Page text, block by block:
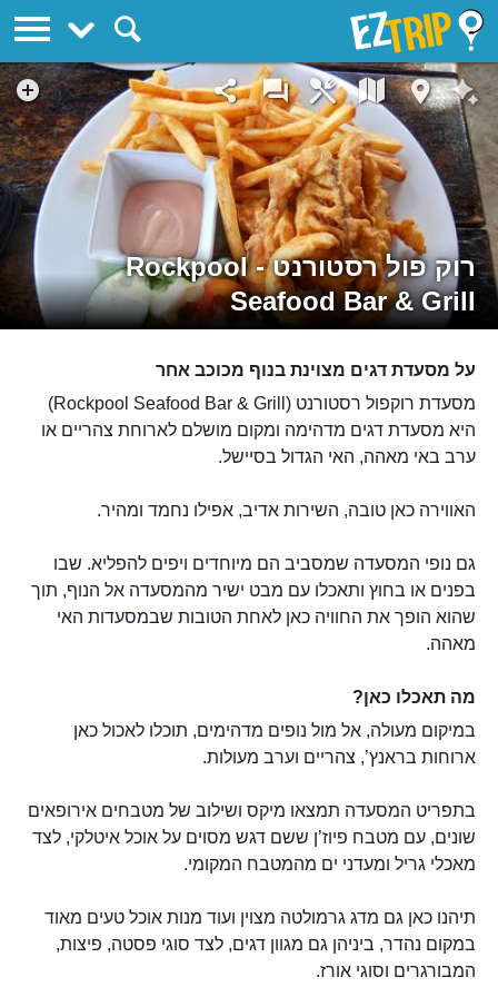
רוק פול רסטורנט - Rockpool
Seafood Bar & Grill
על מסעדת דגים מצוינת בנוף מכוכב אחר
מסעדת רוקפול רסטורנט (Rockpool Seafood Bar & Grill)
היא מסעדת דגים מדהימה ומקום מושלם לארוחת צהריים או
ערב באי מאהה, האי הגדול בסיישל.
האווירה כאן טובה, השירות אדיב, אפילו נחמד ומהיר.
גם נופי המסעדה שמסביב הם מיוחדים ויפים להפליא. שבו
בפנים או בחוץ ותאכלו עם מבט ישיר מהמסעדה אל הנוף, תוך
שהוא הופך את החוויה כאן לאחת הטובות שבמסעדות האי
מאהה.
מה תאכלו כאן?
במיקום מעולה, אל מול נופים מדהימים, תוכלו לאכול כאן
ארוחות בראנץ’, צהריים וערב מעולות.
בתפריט המסעדה תמצאו מיקס ושילוב של מטבחים אירופאים
שונים, עם מטבח פיוז’ן ששם דגש מסוים על אוכל איטלקי, לצד
מאכלי גריל ומעדני ים מהמטבח המקומי.
תיהנו כאן גם מדג גרמולטה מצוין ועוד מנות אוכל טעים מאוד
במקום נהדר, ביניהן גם מגוון דגים, לצד סוגי פסטה, פיצות,
המבורגרים וסוגי אורז.
EZTrip